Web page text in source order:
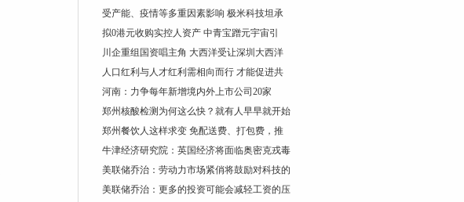
受产能、疫情等多重因素影响 极米科技坦承
拟0港元收购实控人资产 中青宝蹭元宇宙引
川企重组国资唱主角 大西洋受让深圳大西洋
人口红利与人才红利需相向而行 才能促进共
河南：力争每年新增境内外上市公司20家
郑州核酸检测为何这么快？就有人早早就开始
郑州餐饮人这样求变 免配送费、打包费，推
牛津经济研究院：英国经济将面临奥密克戎毒
美联储乔治：劳动力市场紧俏将鼓励对科技的
美联储乔治：更多的投资可能会减轻工资的压